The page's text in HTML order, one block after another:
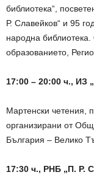
библиотека“,
Р. Славейков“ и 95
народна
образованието,
17:00 – 20:00 ч., ИЗ
Мартенски четения,
организирани от
България – Велико
17:30 ч., РНБ „П. Р.